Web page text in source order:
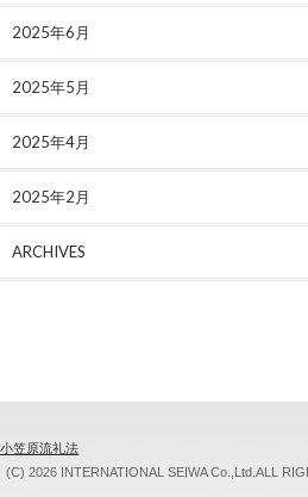
2025年6月
2025年5月
2025年4月
2025年2月
ARCHIVES
(C) 2026 INTERNATIONAL SEIWA Co.,Ltd.ALL
小笠原流礼法